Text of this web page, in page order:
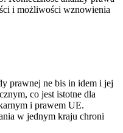
i możliwości wznowienia
prawnej ne bis in idem i jej
co jest istotne dla
i prawem UE.
w jednym kraju chroni